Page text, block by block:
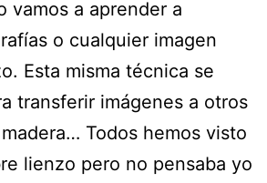
vamos a aprender a
o cualquier imagen
Esta misma técnica se
transferir imágenes a otros
Todos hemos visto
lienzo pero no pensaba yo